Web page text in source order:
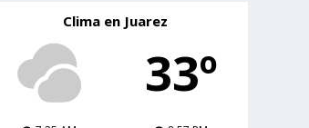
Clima en Juarez
33º